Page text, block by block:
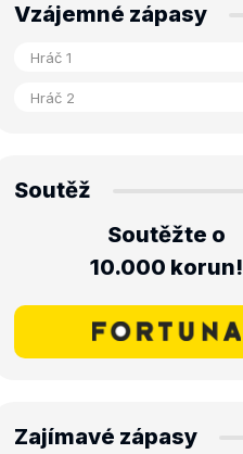
Vzájemné zápasy
Soutěž
Soutěžte o
10.000 korun!
Zajímavé zápasy